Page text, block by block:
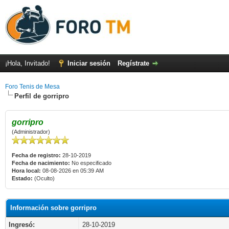
¡Hola, Invitado! Iniciar sesión Regístrate
Foro Tenis de Mesa
Perfil de gorripro
gorripro
(Administrador)
Fecha de registro: 28-10-2019
Fecha de nacimiento: No especificado
Hora local: 08-08-2026 en 05:39 AM
Estado: (Oculto)
Información sobre gorripro
Ingresó:
28-10-2019